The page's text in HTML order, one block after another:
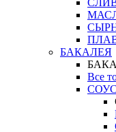
БАКАЛЕЯ
Все